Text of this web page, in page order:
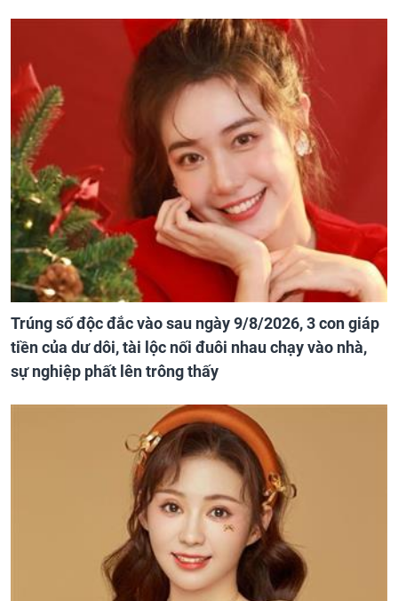
Trúng số độc đắc vào sau ngày 9/8/2026, 3 con giáp
tiền của dư dôi, tài lộc nối đuôi nhau chạy vào nhà,
sự nghiệp phất lên trông thấy